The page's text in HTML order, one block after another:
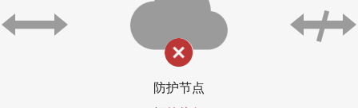
防护节点